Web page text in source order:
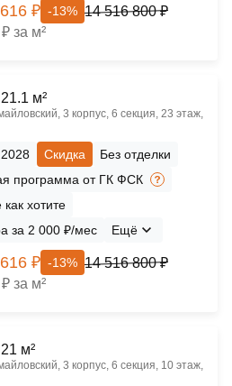
₽ -13% 14 516 800 ₽
за м²
м²
3 корпус, 6 секция, 23 этаж,
Скидка
Без отделки
программа от ГК ФСК
как хотите
за 2 000 ₽/мес
Ещё
₽ -13% 14 516 800 ₽
за м²
м²
3 корпус, 6 секция, 10 этаж,